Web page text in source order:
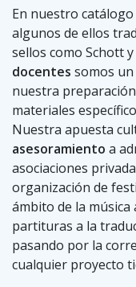
En nuestro
algunos de ellos
sellos como Schott
docentes somos
nuestra
materiales
Nuestra apuesta
asesoramiento a
asociaciones
organización de
ámbito de la música
partituras a la
pasando por la
cualquier proyecto